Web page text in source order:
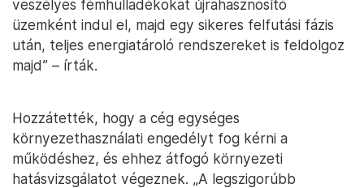
veszélyes fémhulladékokat újrahasznosító
üzemként indul el, majd egy sikeres felfutási fázis
után, teljes energiatároló rendszereket is feldolgoz
majd” – írták.
Hozzátették, hogy a cég egységes
környezethasználati engedélyt fog kérni a
működéshez, és ehhez átfogó környezeti
hatásvizsgálatot végeznek. „A legszigorúbb